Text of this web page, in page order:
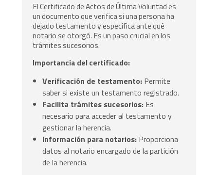
El Certificado de Actos de Última Voluntad es
un documento que verifica si una persona ha
dejado testamento y especifica ante qué
notario se otorgó. Es un paso crucial en los
trámites sucesorios.
Importancia del certificado:
Verificación de testamento: Permite
saber si existe un testamento registrado.
Facilita trámites sucesorios: Es
necesario para acceder al testamento y
gestionar la herencia.
Información para notarios: Proporciona
datos al notario encargado de la partición
de la herencia.